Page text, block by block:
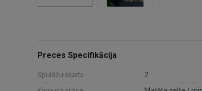
Preces Specifikācija
Spuldžu skaits 2